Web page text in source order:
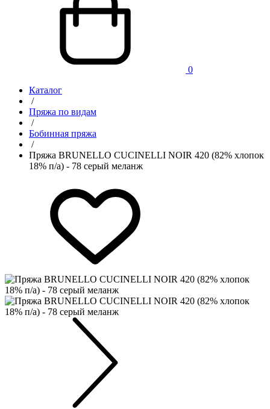
0
Каталог
/
Пряжа по видам
/
Бобинная пряжа
/
Пряжа BRUNELLO CUCINELLI NOIR 420 (82% хлопок
18% п/а) - 78 серый меланж